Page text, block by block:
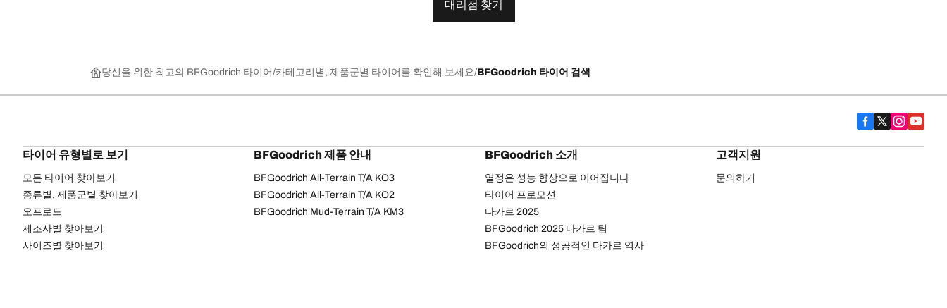
대리점 찾기
당신을 위한 최고의 BFGoodrich 타이어 카테고리별, 제품군별 타이어를 확인해 보세요 BFGoodrich 타이어 검색
타이어 유형별로 보기
모든 타이어 찾아보기
종류별, 제품군별 찾아보기
오프로드
제조사별 찾아보기
사이즈별 찾아보기
BFGoodrich 제품 안내
BFGoodrich All-Terrain T/A KO3
BFGoodrich All-Terrain T/A KO2
BFGoodrich Mud-Terrain T/A KM3
BFGoodrich 소개
열정은 성능 향상으로 이어집니다
타이어 프로모션
다카르 2025
BFGoodrich 2025 다카르 팀
BFGoodrich의 성공적인 다카르 역사
고객지원
문의하기